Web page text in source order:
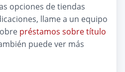
opciones de tiendas
llame a un equipo
préstamos sobre título
puede ver más